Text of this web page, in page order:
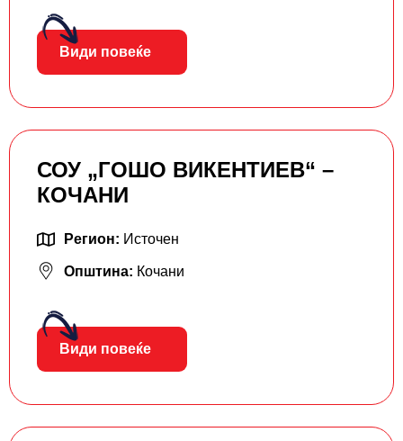
Види повеќе
СОУ „ГОШО ВИКЕНТИЕВ“ –
КОЧАНИ
Регион: Источен
Општина: Кочани
Види повеќе